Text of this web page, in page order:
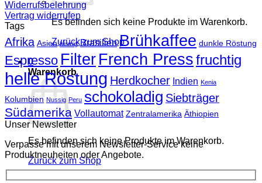
Es befinden sich keine Produkte im Warenkorb.
Zurück zum Shop
0
Warenkorb
Es befinden sich keine Produkte im Warenkorb.
Zurück zum Shop
Widerrufsbelehrung
Vertrag widerrufen
Tags
Afrika Asien blumig Brasilien Brühkaffee dunkle Röstung
Espresso FilterFrench Pressfruchtig
helle Röstung Herdkocher Indien Kenia
Kolumbien Nussig Peru schokoladig Siebträger
Südamerika Vollautomat Zentralamerika Äthiopien
Unser Newsletter
Verpasse mit unserem Newsletter-Service keine
Produktneuheiten oder Angebote.